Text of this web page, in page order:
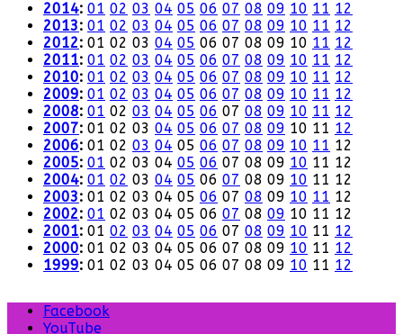
2014: 01 02 03 04 05 06 07 08 09 10 11 12
2013: 01 02 03 04 05 06 07 08 09 10 11 12
2012: 01 02 03 04 05 06 07 08 09 10 11 12
2011: 01 02 03 04 05 06 07 08 09 10 11 12
2010: 01 02 03 04 05 06 07 08 09 10 11 12
2009: 01 02 03 04 05 06 07 08 09 10 11 12
2008: 01 02 03 04 05 06 07 08 09 10 11 12
2007: 01 02 03 04 05 06 07 08 09 10 11 12
2006: 01 02 03 04 05 06 07 08 09 10 11 12
2005: 01 02 03 04 05 06 07 08 09 10 11 12
2004: 01 02 03 04 05 06 07 08 09 10 11 12
2003: 01 02 03 04 05 06 07 08 09 10 11 12
2002: 01 02 03 04 05 06 07 08 09 10 11 12
2001: 01 02 03 04 05 06 07 08 09 10 11 12
2000: 01 02 03 04 05 06 07 08 09 10 11 12
1999: 01 02 03 04 05 06 07 08 09 10 11 12
Facebook
YouTube